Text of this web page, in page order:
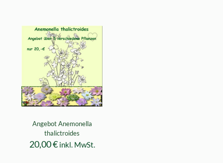
Angebot Anemonella
thalictroides
20,00€ inkl. MwSt.